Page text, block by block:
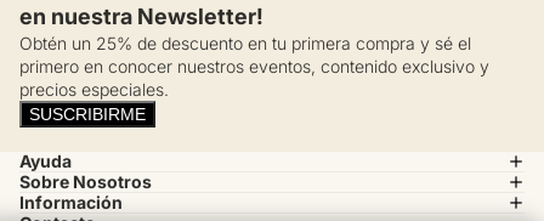
en nuestra Newsletter!
Obtén un 25% de descuento en tu primera compra y sé el
primero en conocer nuestros eventos, contenido exclusivo y
precios especiales.
SUSCRIBIRME
Ayuda
Sobre Nosotros
Información